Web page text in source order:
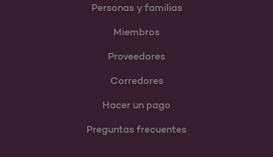
Personas y familias
Miembros
Proveedores
Corredores
Hacer un pago
Preguntas frecuentes